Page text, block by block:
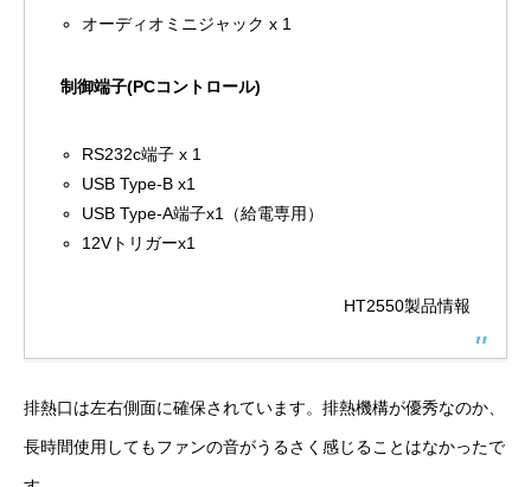
オーディオミニジャック x 1‎
制御端子(PCコントロール)‎
RS232c端子 x 1
USB Type-B x1
USB Type-A端子x1（給電専用）
12Vトリガーx1‎
HT2550製品情報
排熱口は左右側面に確保されています。排熱機構が優秀なのか、
長時間使用してもファンの音がうるさく感じることはなかったで